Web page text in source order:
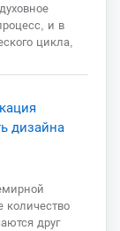
и в
цикла,
дизайна
количество
друг